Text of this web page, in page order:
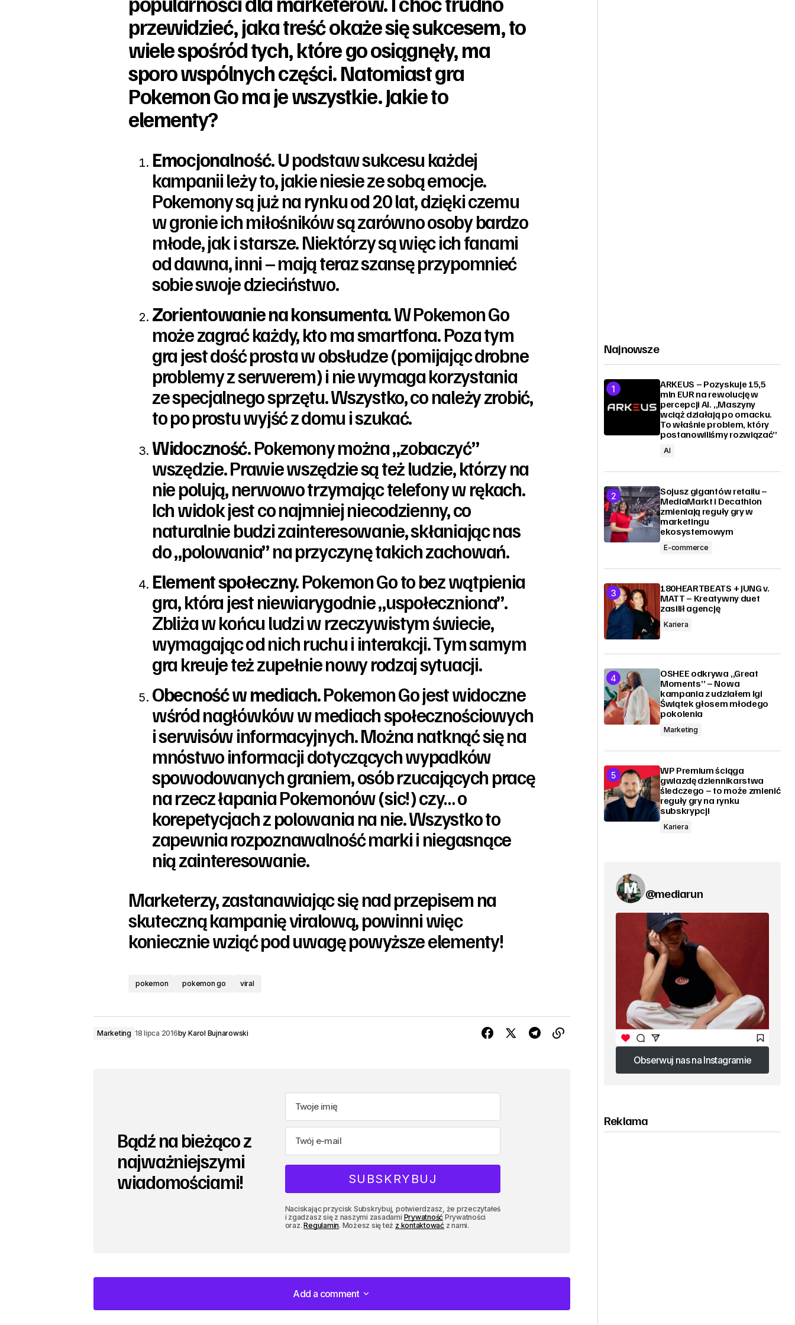
przewidzieć, jaka treść okaże się sukcesem, to
wiele spośród tych, które go osiągnęły, ma
sporo wspólnych części. Natomiast gra
Pokemon Go ma je wszystkie. Jakie to
elementy?
Emocjonalność.U podstaw sukcesu każdej
kampanii leży to, jakie niesie ze sobą emocje.
Pokemony są już na rynku od 20 lat, dzięki czemu
w gronie ich miłośników są zarówno osoby bardzo
młode, jak i starsze. Niektórzy są więc ich fanami
od dawna, inni – mają teraz szansę przypomnieć
sobie swoje dzieciństwo.
Zorientowanie na konsumenta. W Pokemon Go
może zagrać każdy, kto ma smartfona. Poza tym
gra jest dość prosta w obsłudze (pomijając drobne
problemy z serwerem) i nie wymaga korzystania
ze specjalnego sprzętu. Wszystko, co należy zrobić,
to po prostu wyjść z domu i szukać.
Widoczność.Pokemony można „zobaczyć”
wszędzie. Prawie wszędzie są też ludzie, którzy na
nie polują, nerwowo trzymając telefony w rękach.
Ich widok jest co najmniej niecodzienny, co
naturalnie budzi zainteresowanie, skłaniając nas
do „polowania” na przyczynę takich zachowań.
Element społeczny.Pokemon Go to bez wątpienia
gra, która jest niewiarygodnie „uspołeczniona”.
Zbliża w końcu ludzi w rzeczywistym świecie,
wymagając od nich ruchu i interakcji. Tym samym
gra kreuje też zupełnie nowy rodzaj sytuacji.
Obecność w mediach.Pokemon Go jest widoczne
wśród nagłówków w mediach społecznościowych
i serwisów informacyjnych. Można natknąć się na
mnóstwo informacji dotyczących wypadków
spowodowanych graniem, osób rzucających pracę
na rzecz łapania Pokemonów (sic!) czy… o
korepetycjach z polowania na nie. Wszystko to
zapewnia rozpoznawalność marki i niegasnące
nią zainteresowanie.
Marketerzy, zastanawiając się nad przepisem na
skuteczną kampanię viralową, powinni więc
koniecznie wziąć pod uwagę powyższe elementy!
pokemon pokemon go viral
Marketing 18 lipca 2016by Karol Bujnarowski
Bądź na bieżąco z
najważniejszymi
wiadomościami!
Naciskając przycisk Subskrybuj, potwierdzasz, że przeczytałeś
i zgadzasz się z naszymi zasadami Prywatność Prywatności
oraz.Regulamin. Możesz się też z kontaktowaćz nami.
Add a comment
Add a comment
Najnowsze
ARKEUS – Pozyskuje 15,5
mln EUR na rewolucję w
percepcji AI. „Maszyny
wciąż działają po omacku.
To właśnie problem, który
postanowiliśmy rozwiązać”
AI
Sojusz gigantów retailu –
MediaMarkt i Decathlon
zmieniają reguły gry w
marketingu
ekosystemowym
E-commerce
180HEARTBEATS + JUNG v.
MATT – Kreatywny duet
zasilił agencję
Kariera
OSHEE odkrywa „Great
Moments” – Nowa
kampania z udziałem Igi
Świątek głosem młodego
pokolenia
Marketing
WP Premium ściąga
gwiazdę dziennikarstwa
śledczego – to może zmienić
reguły gry na rynku
subskrypcji
Kariera
@mediarun
Obserwuj nas na Instagramie
Obserwuj nas na Instagramie
Reklama